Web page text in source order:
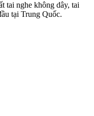
tai nghe không dây, tai
tại Trung Quốc.